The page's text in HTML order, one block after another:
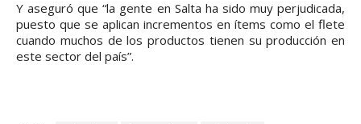
Y aseguró que “la gente en Salta ha sido muy perjudicada,
puesto que se aplican incrementos en ítems como el flete
cuando muchos de los productos tienen su producción en
este sector del país”.